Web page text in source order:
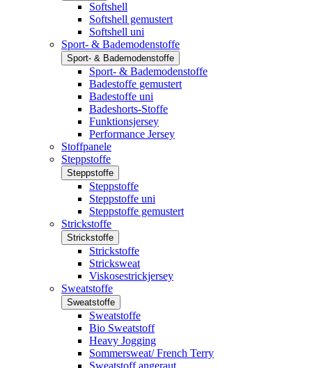
Softshell
Softshell gemustert
Softshell uni
Sport- & Bademodenstoffe
Sport- & Bademodenstoffe
Sport- & Bademodenstoffe
Badestoffe gemustert
Badestoffe uni
Badeshorts-Stoffe
Funktionsjersey
Performance Jersey
Stoffpanele
Steppstoffe
Steppstoffe
Steppstoffe
Steppstoffe uni
Steppstoffe gemustert
Strickstoffe
Strickstoffe
Strickstoffe
Stricksweat
Viskosestrickjersey
Sweatstoffe
Sweatstoffe
Sweatstoffe
Bio Sweatstoff
Heavy Jogging
Sommersweat/ French Terry
Sweatstoff angeraut